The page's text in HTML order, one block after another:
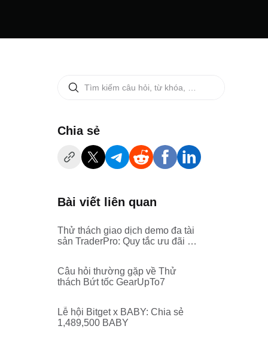
‌Chia sẻ
Bài viết liên quan
Thử thách giao dịch demo đa tài
sản TraderPro: Quy tắc ưu đãi và
Câu hỏi thường gặp về Thử
thách Bứt tốc GearUpTo7
Lễ hội Bitget x BABY: Chia sẻ
1,489,500 BABY